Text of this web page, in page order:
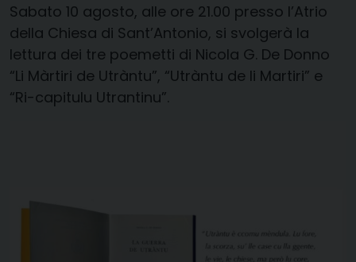
Sabato 10 agosto, alle ore 21.00 presso l’Atrio
della Chiesa di Sant’Antonio, si svolgerà la
lettura dei tre poemetti di Nicola G. De Donno
“Li Màrtiri de Utràntu”, “Utràntu de li Martiri” e
“Ri-capitulu Utrantinu”.